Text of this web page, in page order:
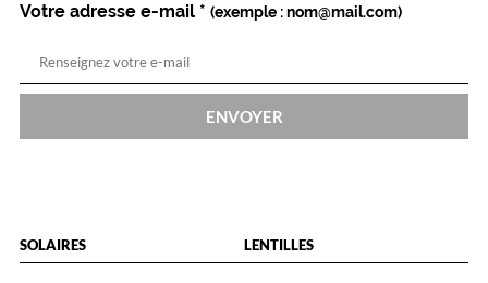
Votre adresse e-mail * (exemple : nom@mail.com)
ENVOYER
SOLAIRES LENTILLES